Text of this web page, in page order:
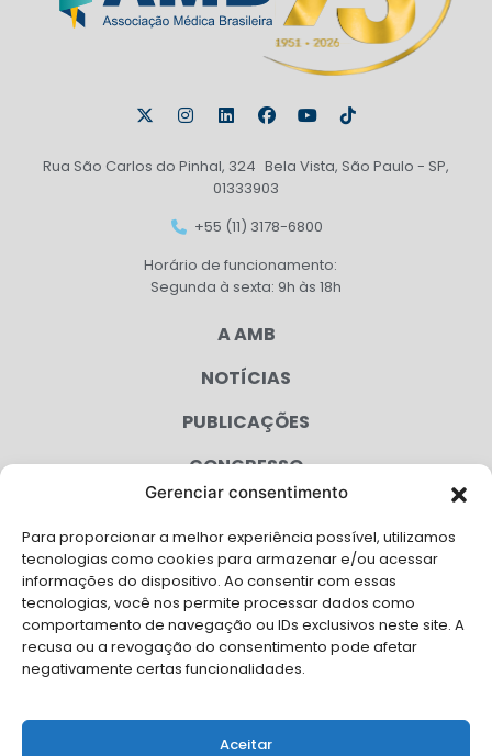
Gerenciar consentimento
Para proporcionar a melhor experiência possível, utilizamos
tecnologias como cookies para armazenar e/ou acessar
informações do dispositivo. Ao consentir com essas
tecnologias, você nos permite processar dados como
comportamento de navegação ou IDs exclusivos neste site. A
recusa ou a revogação do consentimento pode afetar
negativamente certas funcionalidades.
Aceitar
Rua São Carlos do Pinhal, 324 Bela Vista, São Paulo - SP,
01333903
+55 (11) 3178-6800
Horário de funcionamento:
Segunda à sexta: 9h às 18h
A AMB
NOTÍCIAS
PUBLICAÇÕES
CONGRESSO
CAMPANHAS
SERVIÇOS
FILIADAS
FALE CONOSCO